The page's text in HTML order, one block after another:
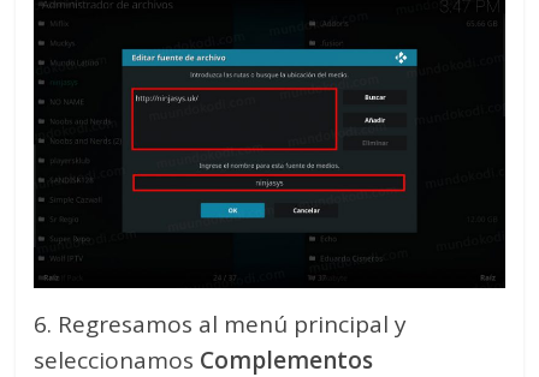
6. Regresamos al menú principal y
seleccionamos Complementos